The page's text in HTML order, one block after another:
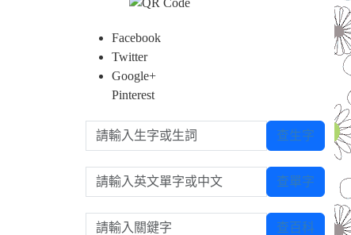
Facebook
Twitter
Google+
Pinterest
請輸入生字或生詞 查生字
請輸入英文單字或中文 查單字
請輸入關鍵字 查百科